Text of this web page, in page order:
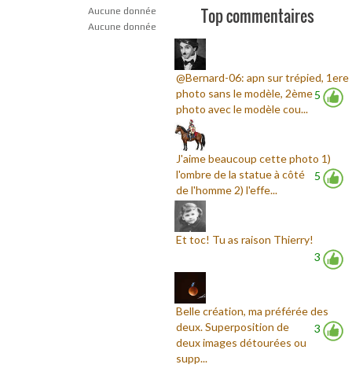
Aucune donnée
Aucune donnée
Top commentaires
5
@Bernard-06: apn sur trépied, 1ere
photo sans le modèle, 2ème
photo avec le modèle cou...
5
J'aime beaucoup cette photo 1)
l'ombre de la statue à côté
de l'homme 2) l'effe...
3
Et toc! Tu as raison Thierry!
3
Belle création, ma préférée des
deux. Superposition de
deux images détourées ou
supp...